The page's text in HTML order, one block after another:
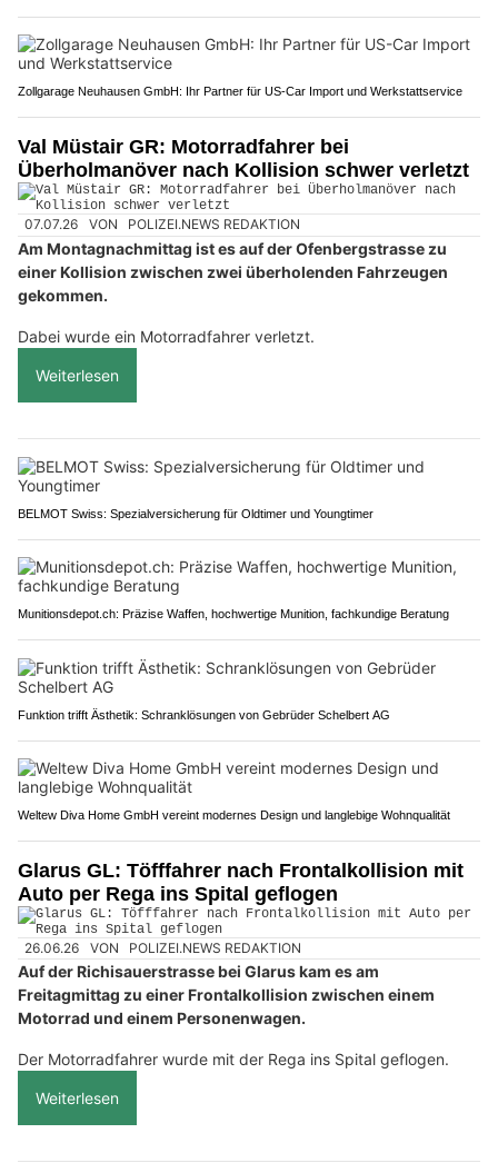
Zollgarage Neuhausen GmbH: Ihr Partner für US-Car Import und Werkstattservice
Val Müstair GR: Motorradfahrer bei
Überholmanöver nach Kollision schwer verletzt
07.07.26 VON POLIZEI.NEWS REDAKTION
Am Montagnachmittag ist es auf der Ofenbergstrasse zu
einer Kollision zwischen zwei überholenden Fahrzeugen
gekommen.
Dabei wurde ein Motorradfahrer verletzt.
Weiterlesen
BELMOT Swiss: Spezialversicherung für Oldtimer und Youngtimer
Munitionsdepot.ch: Präzise Waffen, hochwertige Munition, fachkundige Beratung
Funktion trifft Ästhetik: Schranklösungen von Gebrüder Schelbert AG
Weltew Diva Home GmbH vereint modernes Design und langlebige Wohnqualität
Glarus GL: Töfffahrer nach Frontalkollision mit
Auto per Rega ins Spital geflogen
26.06.26 VON POLIZEI.NEWS REDAKTION
Auf der Richisauerstrasse bei Glarus kam es am
Freitagmittag zu einer Frontalkollision zwischen einem
Motorrad und einem Personenwagen.
Der Motorradfahrer wurde mit der Rega ins Spital geflogen.
Weiterlesen